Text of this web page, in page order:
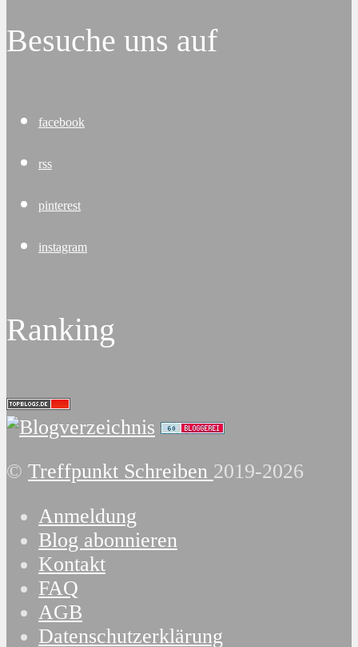
Besuche uns auf
facebook
rss
pinterest
instagram
Ranking
© Treffpunkt Schreiben 2019-2026
Anmeldung
Blog abonnieren
Kontakt
FAQ
AGB
Datenschutzerklärung